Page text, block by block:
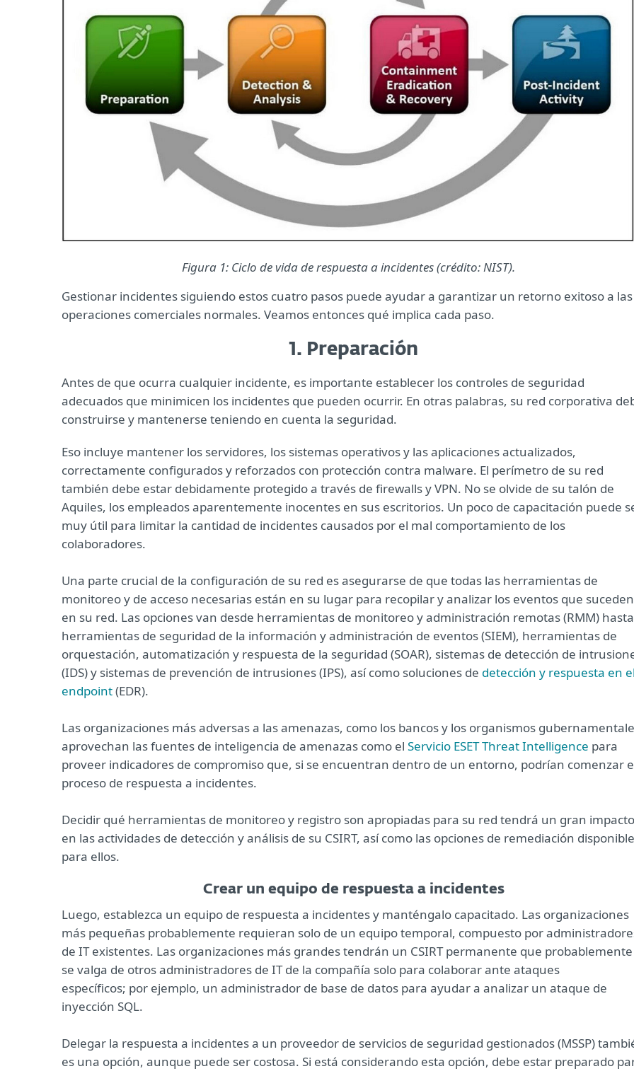
Figura 1: Ciclo de vida de respuesta a incidentes (crédito: NIST).
Gestionar incidentes siguiendo estos cuatro pasos puede ayudar a garantizar un retorno exitoso a las
operaciones comerciales normales. Veamos entonces qué implica cada paso.
1. Preparación
Antes de que ocurra cualquier incidente, es importante establecer los controles de seguridad
adecuados que minimicen los incidentes que pueden ocurrir. En otras palabras, su red corporativa
construirse y mantenerse teniendo en cuenta la seguridad.
Eso incluye mantener los servidores, los sistemas operativos y las aplicaciones actualizados,
correctamente configurados y reforzados con protección contra malware. El perímetro de su red
también debe estar debidamente protegido a través de firewalls y VPN. No se olvide de su talón de
Aquiles, los empleados aparentemente inocentes en sus escritorios. Un poco de capacitación puede
muy útil para limitar la cantidad de incidentes causados ​​por el mal comportamiento de los
colaboradores.
Una parte crucial de la configuración de su red es asegurarse de que todas las herramientas de
monitoreo y de acceso necesarias están en su lugar para recopilar y analizar los eventos que suceden
en su red. Las opciones van desde herramientas de monitoreo y administración remotas (RMM) hasta
herramientas de seguridad de la información y administración de eventos (SIEM), herramientas de
orquestación, automatización y respuesta de la seguridad (SOAR), sistemas de detección de
(IDS) y sistemas de prevención de intrusiones (IPS), así como soluciones de detección y respuesta en
endpoint(EDR).
Las organizaciones más adversas a las amenazas, como los bancos y los organismos
aprovechan las fuentes de inteligencia de amenazas como el Servicio ESET Threat Intelligence para
proveer indicadores de compromiso que, si se encuentran dentro de un entorno, podrían comenzar
proceso de respuesta a incidentes.
Decidir qué herramientas de monitoreo y registro son apropiadas para su red tendrá un gran impacto
en las actividades de detección y análisis de su CSIRT, así como las opciones de remediación
para ellos.
Crear un equipo de respuesta a incidentes
Luego, establezca un equipo de respuesta a incidentes y manténgalo capacitado. Las organizaciones
más pequeñas probablemente requieran solo de un equipo temporal, compuesto por
de IT existentes. Las organizaciones más grandes tendrán un CSIRT permanente que probablemente
se valga de otros administradores de IT de la compañía solo para colaborar ante ataques
específicos; por ejemplo, un administrador de base de datos para ayudar a analizar un ataque de
inyección SQL.
Delegar la respuesta a incidentes a un proveedor de servicios de seguridad gestionados (MSSP)
es una opción, aunque puede ser costosa. Si está considerando esta opción, debe estar preparado